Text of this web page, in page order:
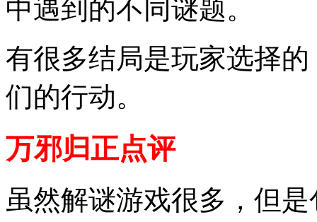
中遇到的不同谜题。
有很多结局是玩家选择
们的行动。
万邪归正点评
虽然解谜游戏很多，但